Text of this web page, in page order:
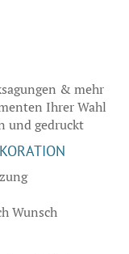
& mehr
Ihrer Wahl
und gedruckt
Wunsch